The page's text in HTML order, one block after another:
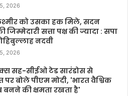
2026
को उसका हक मिले, सदन
सत्ता पक्ष की ज्यादा : सपा
नदवी
2026
सह-सीईओ टेड सारंडोस से
बोले पीएम मोदी, 'भारत वैश्विक
की क्षमता रखता है'